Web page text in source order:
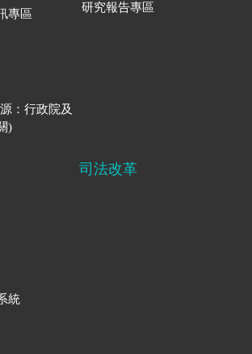
專區
：行政院及
)
研究報告專區
統
司法改革